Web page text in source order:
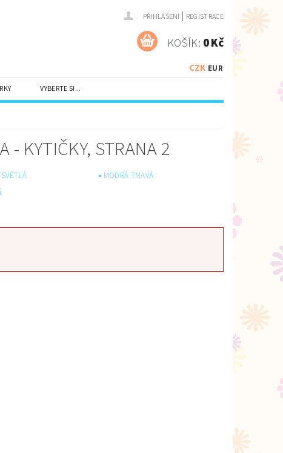
PŘIHLÁŠENÍ | REGISTRACE
CZK EUR
KOŠÍK: 0 Kč
VYBERTE SI...
- KYTIČKY, STRANA 2
MODRÁ TMAVÁ